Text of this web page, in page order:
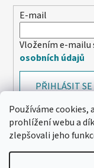
Používáme cookies,
prohlížení webu a
zlepšovali jeho
E-mail
Vložením e-mailu
osobních údajů
PŘIHLÁSIT SE